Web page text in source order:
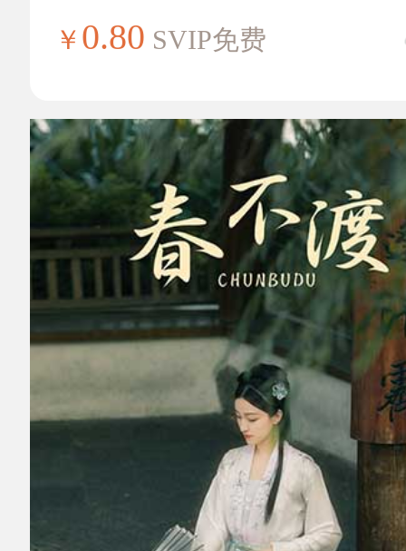
￥ 0.80 SVIP免费